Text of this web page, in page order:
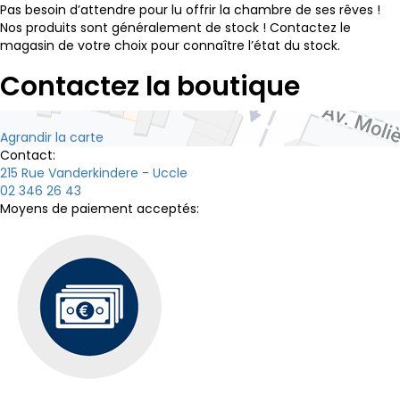
Pas besoin d’attendre pour lu offrir la chambre de ses rêves !
Nos produits sont généralement de stock ! Contactez le
magasin de votre choix pour connaître l’état du stock.
Contactez la boutique
Agrandir la carte
Contact:
215 Rue Vanderkindere - Uccle
02 346 26 43
Moyens de paiement acceptés: